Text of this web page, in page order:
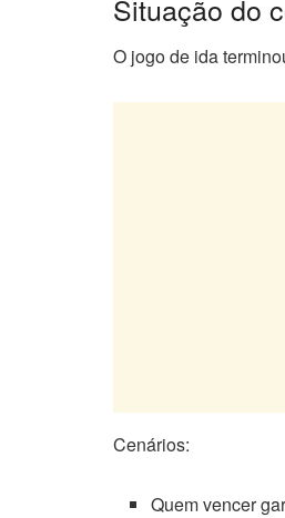
Situação do
O jogo de ida
Cenários:
Quem vencer